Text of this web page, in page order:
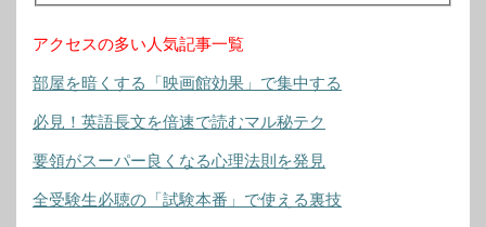
アクセスの多い人気記事一覧
部屋を暗くする「映画館効果」で集中する
必見！英語長文を倍速で読むマル秘テク
要領がスーパー良くなる心理法則を発見
全受験生必聴の「試験本番」で使える裏技